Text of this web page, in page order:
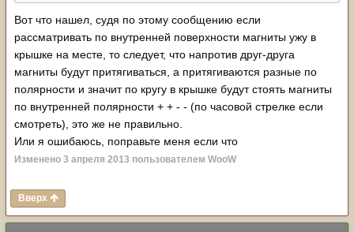
Вот что нашел, судя по этому сообщению если
рассматривать по внутренней поверхности магниты ужу в
крышке на месте, то следует, что напротив друг-друга
магниты будут притягиваться, а притягиваются разные по
полярности и значит по кругу в крышке будут стоять магниты
по внутренней полярности + + - - (по часовой стрелке если
смотреть), это же не правильно.
Или я ошибаюсь, поправьте меня если что
Изменено 3 апреля 2013 пользователем WooW
Вверх